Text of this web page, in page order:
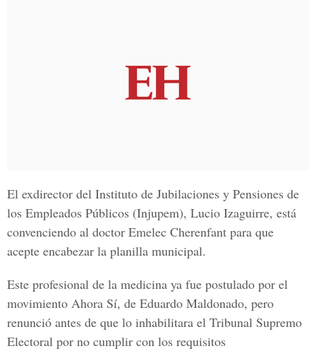
El exdirector del Instituto de Jubilaciones y Pensiones de
los Empleados Públicos (Injupem), Lucio Izaguirre, está
convenciendo al doctor Emelec Cherenfant para que
acepte encabezar la planilla municipal.
Este profesional de la medicina ya fue postulado por el
movimiento Ahora Sí, de Eduardo Maldonado, pero
renunció antes de que lo inhabilitara el Tribunal Supremo
Electoral por no cumplir con los requisitos